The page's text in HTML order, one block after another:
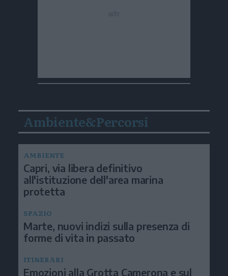
Ambiente&Percorsi
AMBIENTE
Capri, via libera definitivo
all'istituzione dell'area marina
protetta
SPAZIO
Marte, nuovi indizi sulla presenza di
forme di vita in passato
ITINERARI
Emozioni alla Grotta Camerona e sul